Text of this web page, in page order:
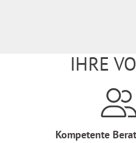
IHRE
Kompetente